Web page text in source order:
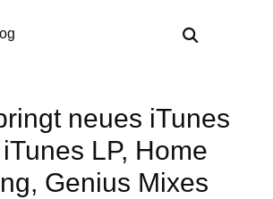
neues iTunes
LP, Home
Genius Mixes